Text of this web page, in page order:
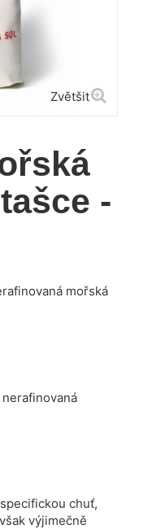
Zvětšit
-
mořská
specifickou chuť,
výjimečně